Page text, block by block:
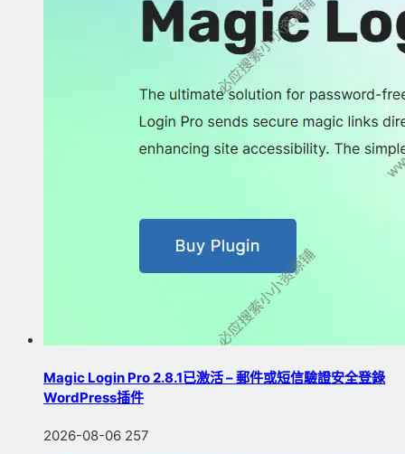
Magic Login Pro 2.8.1已激活 – 郵件或短信驗證安全登錄
WordPress插件
2026-08-06 257